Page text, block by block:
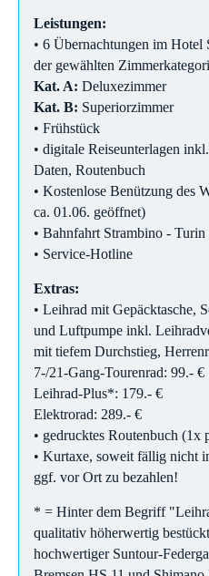
Leistungen:
• 6 Übernachtungen im
der gewählten
Kat. A: Deluxezimmer
Kat. B: Superiorzimmer
• Frühstück
• digitale Reiseunterlagen
Daten, Routenbuch
• Kostenlose Benützung des
ca. 01.06. geöffnet)
• Bahnfahrt Strambino -
• Service-Hotline
Extras:
• Leihrad mit Gepäcktasche,
und Luftpumpe inkl.
mit tiefem Durchstieg,
7-/21-Gang-Tourenrad: 99.- €
Leihrad-Plus*: 179.- €
Elektrorad: 289.- €
• gedrucktes Routenbuch (1x
• Kurtaxe, soweit fällig nicht
ggf. vor Ort zu bezahlen!
* = Hinter dem Begriff
qualitativ höherwertig
hochwertiger Suntour-